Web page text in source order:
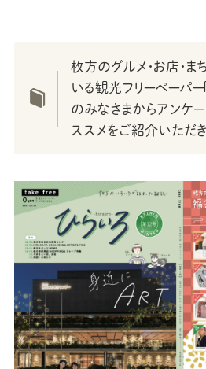
枚方のグルメ・お店・
いる観光フリーペーパー
のみなさまからアンケ
ススメをご紹介いただき